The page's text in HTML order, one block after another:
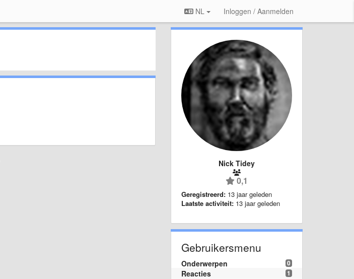
NL Inloggen / Aanmelden
Nick Tidey
0,1
Geregistreerd: 13 jaar geleden
Laatste activiteit: 13 jaar geleden
Gebruikersmenu
0
Onderwerpen
1
Reacties